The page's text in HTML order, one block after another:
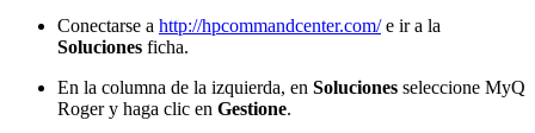
Conectarse a http://hpcommandcenter.com/e ir a la
Soluciones ficha.
En la columna de la izquierda, en Soluciones seleccione MyQ
Roger y haga clic en Gestione.